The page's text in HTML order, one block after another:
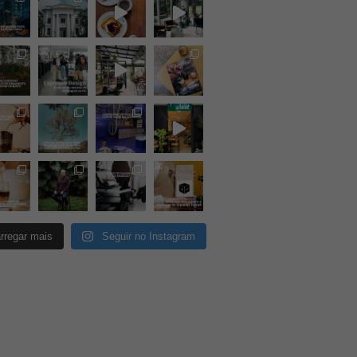
mais Seguir no Instagram